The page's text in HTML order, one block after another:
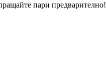
пари предварително!